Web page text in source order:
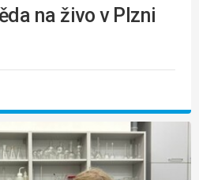
na živo v Plzni